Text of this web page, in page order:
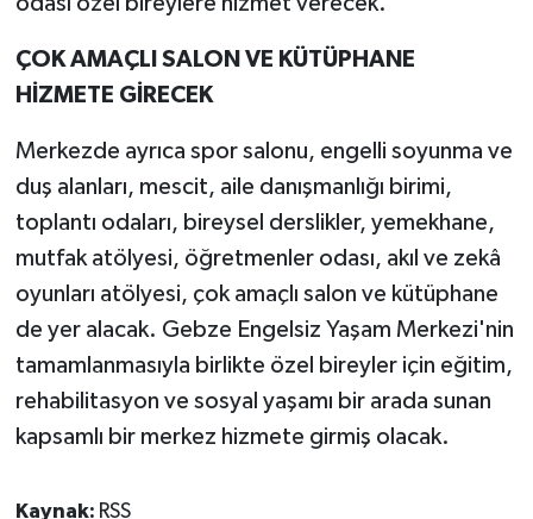
ÇOK AMAÇLI SALON VE KÜTÜPHANE
HİZMETE GİRECEK
Merkezde ayrıca spor salonu, engelli soyunma ve
duş alanları, mescit, aile danışmanlığı birimi,
toplantı odaları, bireysel derslikler, yemekhane,
mutfak atölyesi, öğretmenler odası, akıl ve zekâ
oyunları atölyesi, çok amaçlı salon ve kütüphane
de yer alacak. Gebze Engelsiz Yaşam Merkezi'nin
tamamlanmasıyla birlikte özel bireyler için eğitim,
rehabilitasyon ve sosyal yaşamı bir arada sunan
kapsamlı bir merkez hizmete girmiş olacak.
Kaynak: RSS